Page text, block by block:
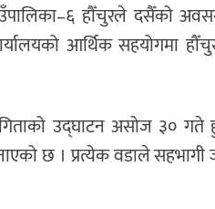
हौँचुरले दसैँको
आर्थिक सहयोगमा
उद्घाटन असोज ३०
छ । प्रत्येक वडाले सहभागी